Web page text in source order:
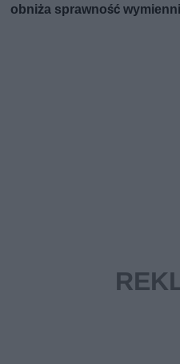
obniża sprawność